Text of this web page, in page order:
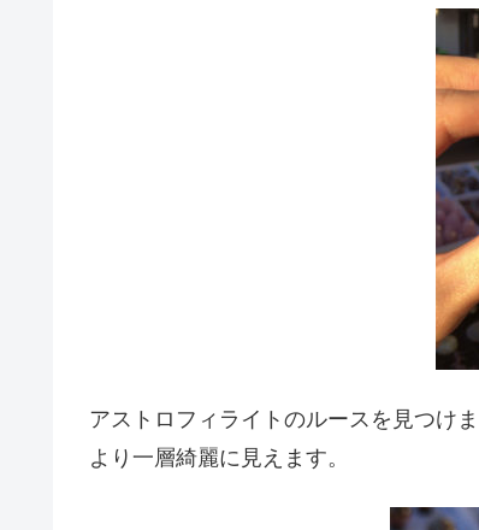
アストロフィライトのルースを見つけ
より一層綺麗に見えます。